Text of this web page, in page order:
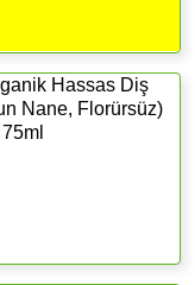
Hassas Diş
Nane, Florürsüz)
75ml